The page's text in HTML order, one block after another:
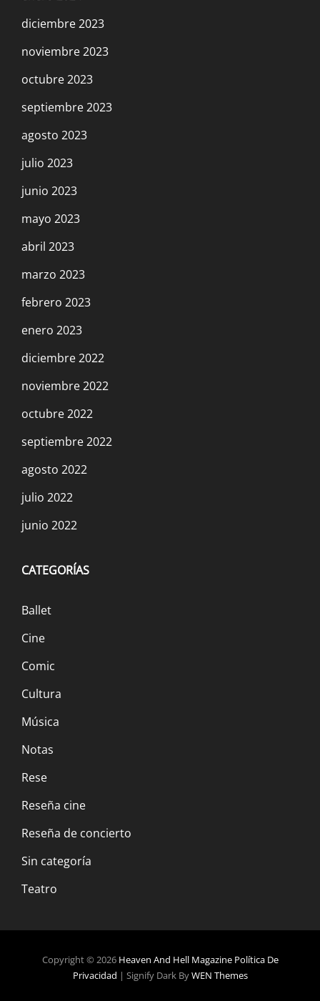
diciembre 2023
noviembre 2023
octubre 2023
septiembre 2023
agosto 2023
julio 2023
junio 2023
mayo 2023
abril 2023
marzo 2023
febrero 2023
enero 2023
diciembre 2022
noviembre 2022
octubre 2022
septiembre 2022
agosto 2022
julio 2022
junio 2022
CATEGORÍAS
Ballet
Cine
Comic
Cultura
Música
Notas
Rese
Reseña cine
Reseña de concierto
Sin categoría
Teatro
Copyright © 2026 Heaven And Hell Magazine Política De
Privacidad | Signify Dark ByWEN Themes